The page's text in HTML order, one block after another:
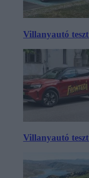
Villanyautó
Villanyautó